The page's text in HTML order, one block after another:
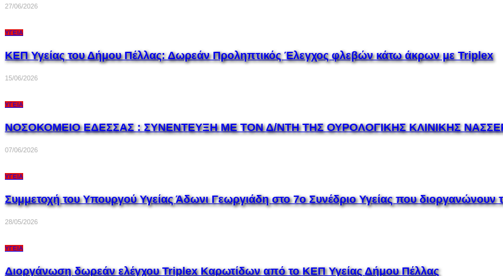
27/06/2026
ΥΓΕΊΑ
ΚΕΠ Υγείας του Δήμου Πέλλας: Δωρεάν Προληπτικός Έλεγχος φλεβών κάτω άκρων με Triplex
15/06/2026
ΥΓΕΊΑ
ΝΟΣΟΚΟΜΕΙΟ ΕΔΕΣΣΑΣ : ΣΥΝΕΝΤΕΥΞΗ ΜΕ ΤΟΝ Δ/ΝΤΗ ΤΗΣ ΟΥΡΟΛΟΓΙΚΗΣ ΚΛΙΝΙΚΗΣ
07/06/2026
ΥΓΕΊΑ
Συμμετοχή του Υπουργού Υγείας Άδωνι Γεωργιάδη στο 7ο Συνέδριο Υγείας που
28/05/2026
ΥΓΕΊΑ
Διοργάνωση δωρεάν ελέγχου Triplex Kαρωτίδων από το ΚΕΠ Υγείας Δήμου Πέλλας